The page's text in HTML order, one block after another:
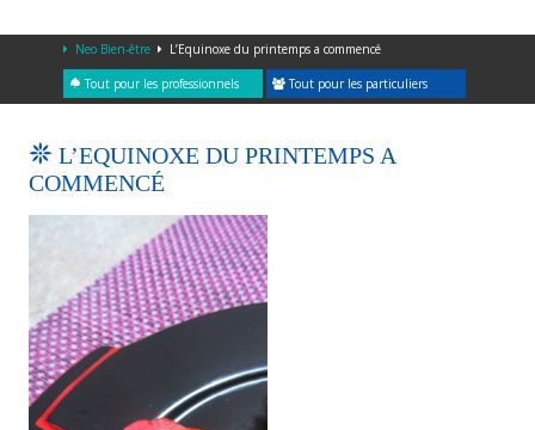
Neo Bien-être L’Equinoxe du printemps a commencé
Tout pour les professionnels Tout pour les particuliers
L’EQUINOXE DU PRINTEMPS A
COMMENCÉ